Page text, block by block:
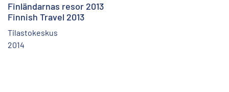
Finländarnas resor 2013
Finnish Travel 2013
Tilastokeskus
2014